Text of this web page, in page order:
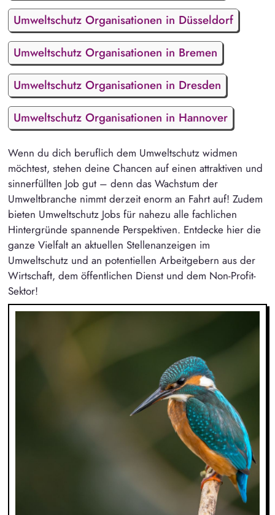
Umweltschutz Organisationen in Düsseldorf
Umweltschutz Organisationen in Bremen
Umweltschutz Organisationen in Dresden
Umweltschutz Organisationen in Hannover
Wenn du dich beruflich dem Umweltschutz widmen
möchtest, stehen deine Chancen auf einen attraktiven und
sinnerfüllten Job gut – denn das Wachstum der
Umweltbranche nimmt derzeit enorm an Fahrt auf! Zudem
bieten Umweltschutz Jobs für nahezu alle fachlichen
Hintergründe spannende Perspektiven. Entdecke hier die
ganze Vielfalt an aktuellen Stellenanzeigen im
Umweltschutz und an potentiellen Arbeitgebern aus der
Wirtschaft, dem öffentlichen Dienst und dem Non-Profit-
Sektor!